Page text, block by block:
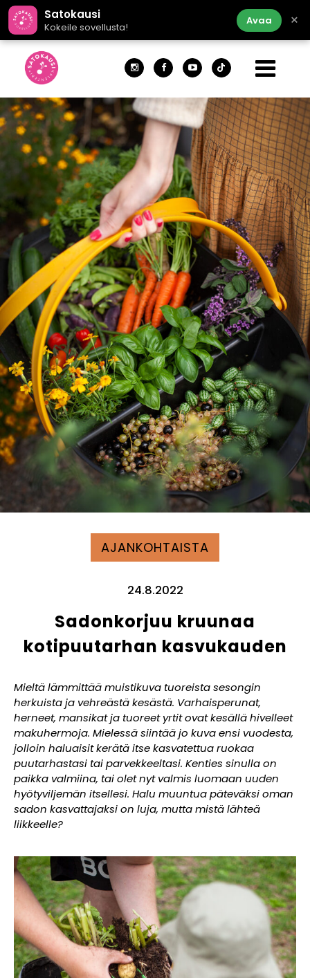
Satokausi
Kokeile sovellusta!
Avaa ×
AJANKOHTAISTA
24.8.2022
Sadonkorjuu kruunaa
kotipuutarhan kasvukauden
Mieltä lämmittää muistikuva tuoreista sesongin
herkuista ja vehreästä kesästä. Varhaisperunat,
herneet, mansikat ja tuoreet yrtit ovat kesällä hivelleet
makuhermoja. Mielessä siintää jo kuva ensi vuodesta,
jolloin haluaisit kerätä itse kasvatettua ruokaa
puutarhastasi tai parvekkeeltasi. Kenties sinulla on
paikka valmiina, tai olet nyt valmis luomaan uuden
hyötyviljemän itsellesi. Halu muuntua päteväksi oman
sadon kasvattajaksi on luja, mutta mistä lähteä
liikkeelle?